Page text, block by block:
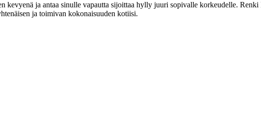
kevyenä ja antaa sinulle vapautta sijoittaa hylly juuri sopivalle korkeudelle.
ja toimivan kokonaisuuden kotiisi.